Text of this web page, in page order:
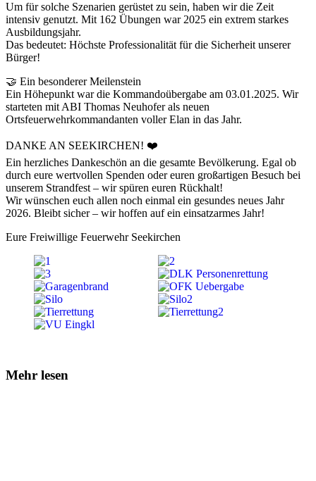
Um für solche Szenarien gerüstet zu sein, haben wir die Zeit
intensiv genutzt. Mit 162 Übungen war 2025 ein extrem starkes
Ausbildungsjahr.
Das bedeutet: Höchste Professionalität für die Sicherheit unserer
Bürger!
🤝 Ein besonderer Meilenstein
Ein Höhepunkt war die Kommandoübergabe am 03.01.2025. Wir
starteten mit ABI Thomas Neuhofer als neuen
Ortsfeuerwehrkommandanten voller Elan in das Jahr.
DANKE AN SEEKIRCHEN! ❤️
Ein herzliches Dankeschön an die gesamte Bevölkerung. Egal ob
durch eure wertvollen Spenden oder euren großartigen Besuch bei
unserem Strandfest – wir spüren euren Rückhalt!
Wir wünschen euch allen noch einmal ein gesundes neues Jahr
2026. Bleibt sicher – wir hoffen auf ein einsatzarmes Jahr!
Eure Freiwillige Feuerwehr Seekirchen
Mehr lesen